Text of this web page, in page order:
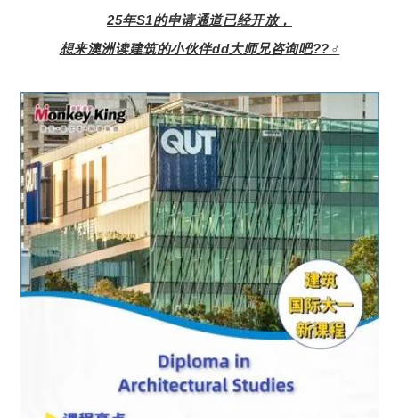
25年S1的申请通道已经开放，
想来澳洲读建筑的小伙伴dd大师兄咨询吧??‍♂️